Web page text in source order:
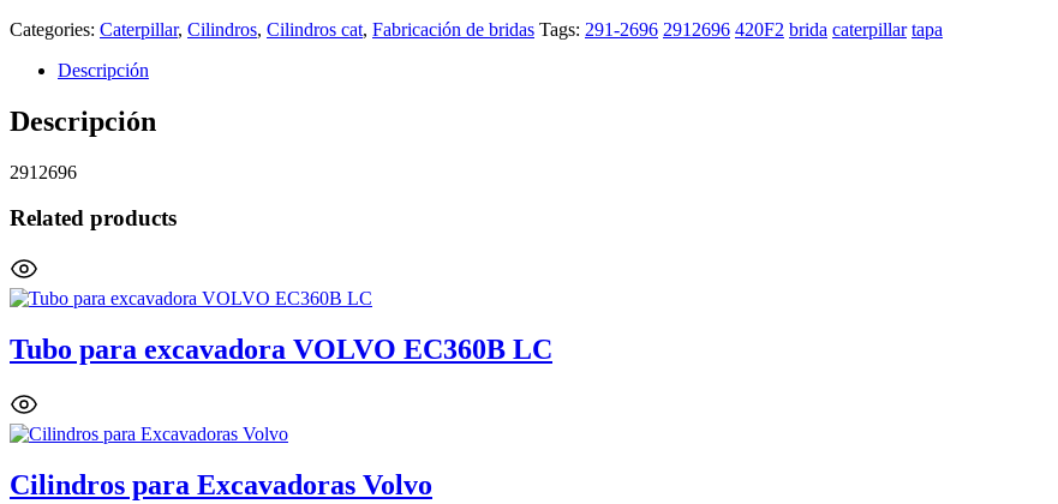
Categories: Caterpillar, Cilindros, Cilindros cat, Fabricación de bridas Tags: 291-2696 2912696 420F2 brida caterpillar tapa
Descripción
Descripción
2912696
Related products
Tubo para excavadora VOLVO EC360B LC
Cilindros para Excavadoras Volvo